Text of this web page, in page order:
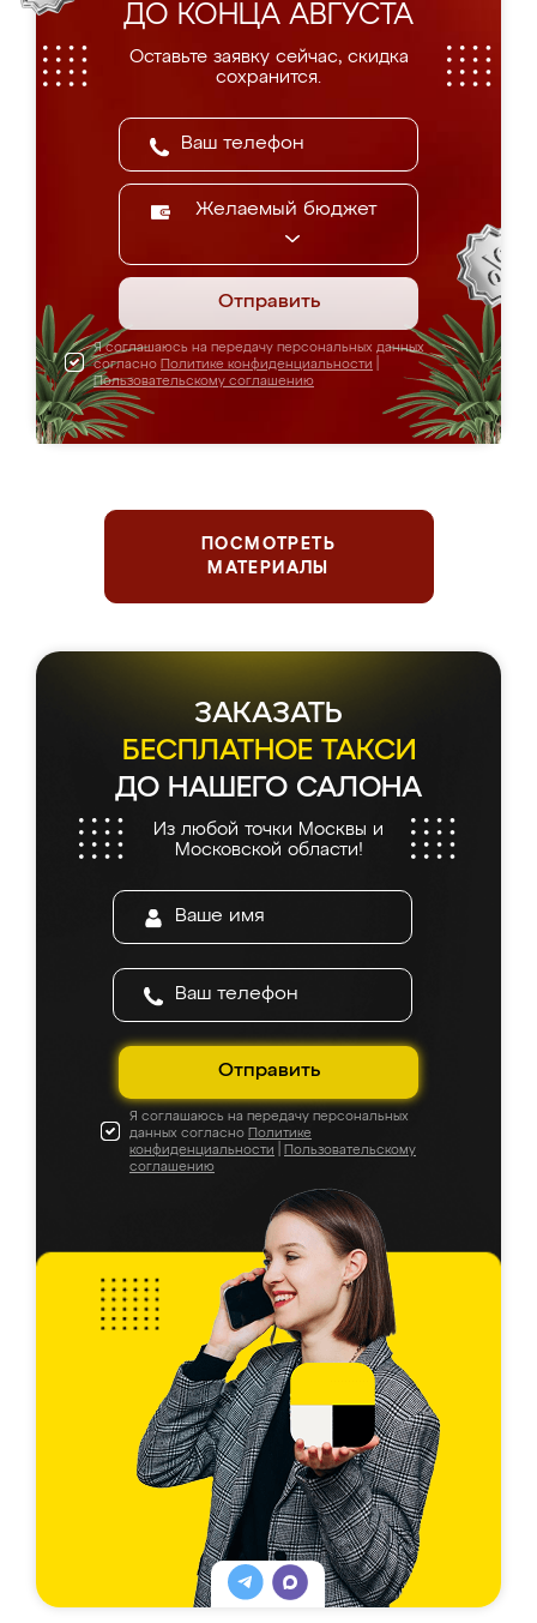
ДО КОНЦА АВГУСТА
Оставьте заявку сейчас, скидка
сохранится.
Желаемый бюджет
Отправить
Я соглашаюсь на передачу персональных данных
согласно Политике конфиденциальности
Пользовательскому соглашению
ПОСМОТРЕТЬ
МАТЕРИАЛЫ
ЗАКАЗАТЬ
БЕСПЛАТНОЕ ТАКСИ
ДО НАШЕГО САЛОНА
Из любой точки Москвы и
Московской области!
Отправить
Я соглашаюсь на передачу персональных
данных согласно Политике
конфиденциальности
Пользовательскому
соглашению